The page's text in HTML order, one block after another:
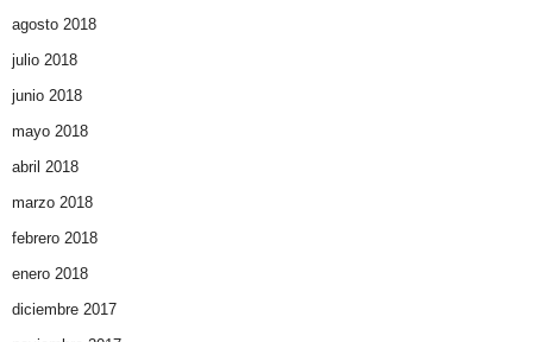
agosto 2018
julio 2018
junio 2018
mayo 2018
abril 2018
marzo 2018
febrero 2018
enero 2018
diciembre 2017